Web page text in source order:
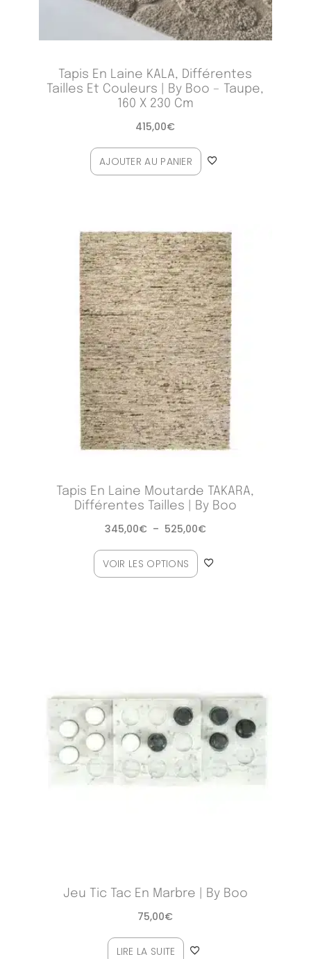
Tapis En Laine KALA, Différentes
Tailles Et Couleurs | By Boo – Taupe,
160 X 230 Cm
415,00€
AJOUTER AU PANIER
Tapis En Laine Moutarde TAKARA,
Différentes Tailles | By Boo
345,00€ – 525,00€
VOIR LES OPTIONS
Jeu Tic Tac En Marbre | By Boo
75,00€
LIRE LA SUITE